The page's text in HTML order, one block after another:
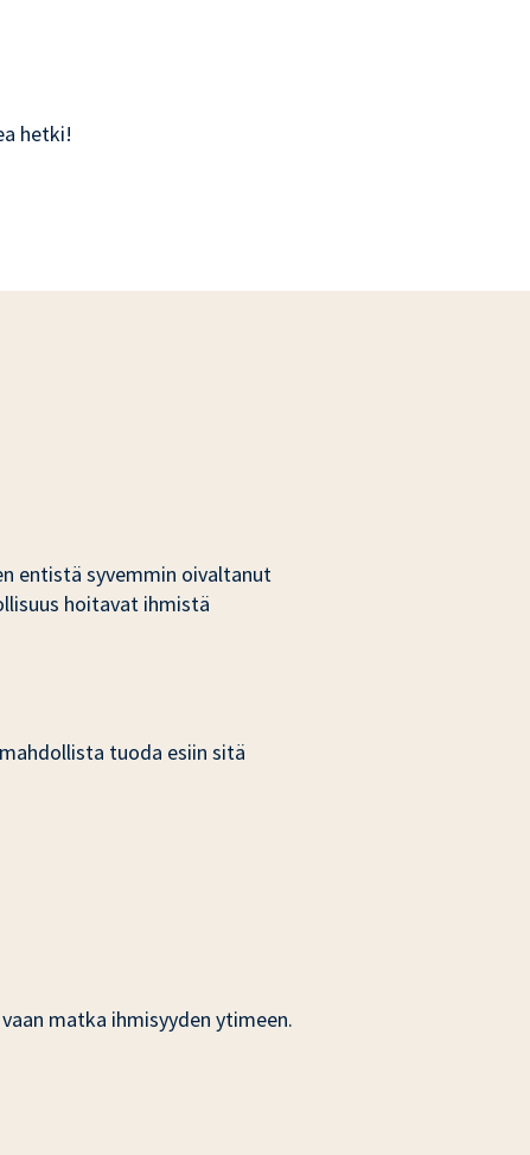
hetki!
entistä syvemmin oivaltanut
hoitavat ihmistä
tuoda esiin sitä
matka ihmisyyden ytimeen.